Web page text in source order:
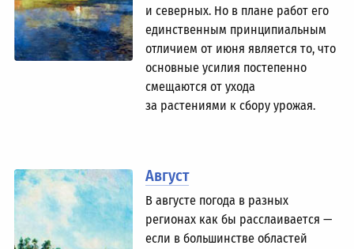
и северных. Но в плане работ его
единственным принципиальным
отличием от июня является то, что
основные усилия постепенно
смещаются от ухода
за растениями к сбору урожая.
Август
В августе погода в разных
регионах как бы расслаивается —
если в большинстве областей